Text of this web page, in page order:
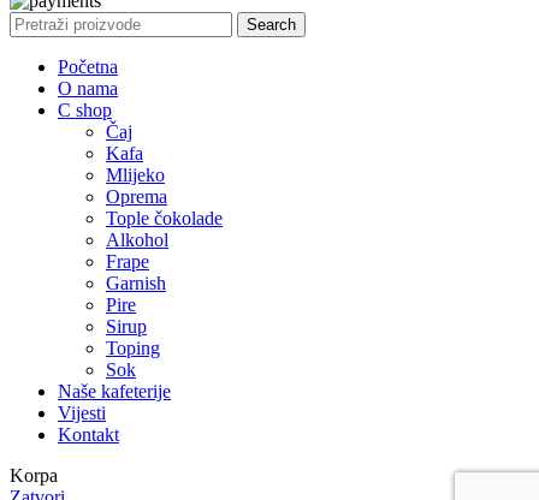
Search
Početna
O nama
C shop
Čaj
Kafa
Mlijeko
Oprema
Tople čokolade
Alkohol
Frape
Garnish
Pire
Sirup
Toping
Sok
Naše kafeterije
Vijesti
Kontakt
Korpa